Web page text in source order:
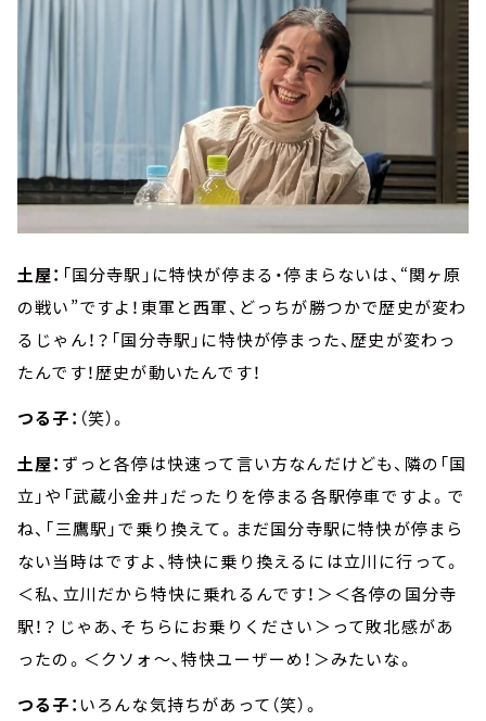
土屋： 「国分寺駅」に特快が停まる・停まらないは、“関ヶ原
の戦い”ですよ！東軍と西軍、どっちが勝つかで歴史が変わ
るじゃん！？「国分寺駅」に特快が停まった、歴史が変わっ
たんです！歴史が動いたんです！
つる子： （笑）。
土屋： ずっと各停は快速って言い方なんだけども、隣の「国
立」や「武蔵小金井」だったりを停まる各駅停車ですよ。で
ね、「三鷹駅」で乗り換えて。まだ国分寺駅に特快が停まら
ない当時はですよ、特快に乗り換えるには立川に行って。
＜私、立川だから特快に乗れるんです！＞＜各停の国分寺
駅！？じゃあ、そちらにお乗りください＞って敗北感があ
ったの。＜クソォ～、特快ユーザーめ！＞みたいな。
つる子： いろんな気持ちがあって（笑）。